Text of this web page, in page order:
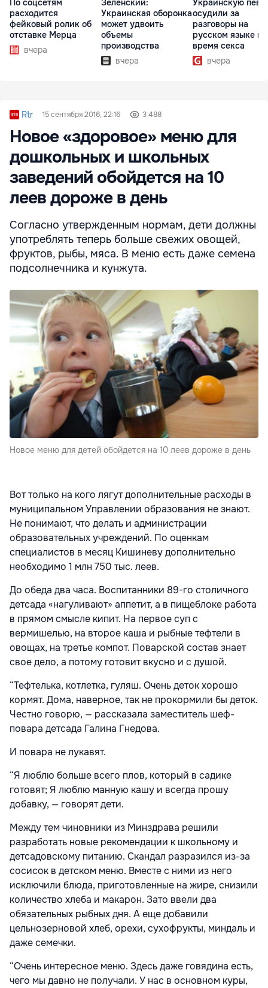
По соцсетям
расходится
фейковый ролик об
отставке Мерца
вчера
Зеленский:
Украинская оборонка
может удвоить
объемы
производства
вчера
Украинскую
осудили за
разговоры на
русском языке во
время секса
вчера
Rtr 15 сентября 2016, 22:16 3 488
Новое «здоровое» меню для
дошкольных и школьных
заведений обойдется на 10
леев дороже в день
Согласно утвержденным нормам, дети должны
употреблять теперь больше свежих овощей,
фруктов, рыбы, мяса. В меню есть даже семена
подсолнечника и кунжута.
Новое меню для детей обойдется на 10 леев дороже в день
Вот только на кого лягут дополнительные расходы в
муниципальном Управлении образования не знают.
Не понимают, что делать и администрации
образовательных учреждений. По оценкам
специалистов в месяц Кишиневу дополнительно
необходимо 1 млн 750 тыс. леев.
До обеда два часа. Воспитанники 89-го столичного
детсада «нагуливают» аппетит, а в пищеблоке работа
в прямом смысле кипит. На первое суп с
вермишелью, на второе каша и рыбные тефтели в
овощах, на третье компот. Поварской состав знает
свое дело, а потому готовит вкусно и с душой.
“Тефтелька, котлетка, гуляш. Очень деток хорошо
кормят. Дома, наверное, так не прокормили бы деток.
Честно говорю, — рассказала заместитель шеф-
повара детсада Галина Гнедова.
И повара не лукавят.
“Я люблю больше всего плов, который в садике
готовят; Я люблю манную кашу и всегда прошу
добавку, — говорят дети.
Между тем чиновники из Минздрава решили
разработать новые рекомендации к школьному и
детсадовскому питанию. Скандал разразился из-за
сосисок в детском меню. Вместе с ними из него
исключили блюда, приготовленные на жире, снизили
количество хлеба и макарон. Зато ввели два
обязательных рыбных дня. А еще добавили
цельнозерновой хлеб, орехи, сухофрукты, миндаль и
даже семечки.
“Очень интересное меню. Здесь даже говядина есть,
чего мы давно не получали. У нас в основном куры,